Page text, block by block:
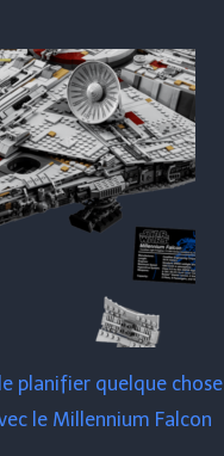
planifier quelque chose
le Millennium Falcon